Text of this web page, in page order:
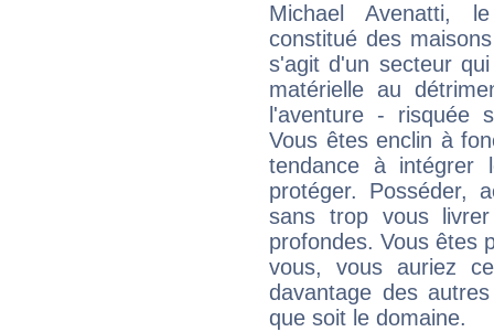
Michael Avenatti,
constitué des
s'agit d'un secteur
matérielle au
l'aventure - risquée
Vous êtes enclin à
tendance à
protéger. Posséder,
sans trop vous
profondes. Vous êtes
vous, vous auriez
davantage des
que soit le domaine.